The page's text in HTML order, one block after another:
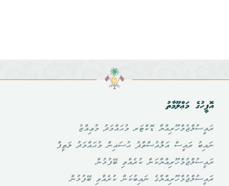
އޮފީހުގެ މަޢްލޫމާތު
ރައީސުލްޖުމްހޫރިއްޔާ ޑޮކްޓަރ މުޙައްމަދު މުޢިއްޒު
ނައިބު ރައީސް އަލްއުސްތާޛު ޙުސައިން މުޙައްމަދު ލަޠީފް
ރައީސުލްޖުމްހޫރިއްޔާކަން ކުރެއްވި ބޭފުޅުން
ރައީސުލްޖުމްހޫރިއްޔާގެ ނައިބުކަން ކުރެއްވި ބޭފުޅުން